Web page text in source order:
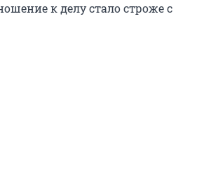
к делу стало строже с